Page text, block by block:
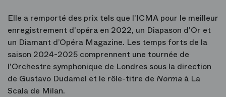
Elle a remporté des prix tels que l'ICMA pour le meilleur
enregistrement d'opéra en 2022, un Diapason d'Or et
un Diamant d’Opéra Magazine. Les temps forts de la
saison 2024-2025 comprennent une tournée de
l'Orchestre symphonique de Londres sous la direction
de Gustavo Dudamel et le rôle-titre de Norma à La
Scala de Milan.